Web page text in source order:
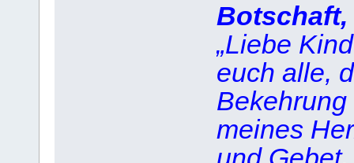
Botschaft,
„Liebe
euch alle,
meines